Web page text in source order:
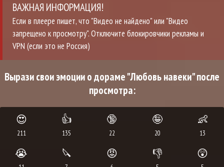
ВАЖНАЯ ИНФОРМАЦИЯ!
Если в плеере пишет, что "Видео не найдено" или "Видео
запрещено к просмотру". Отключите блокировчики рекламы и
VPN (если это не Россия)
Вырази свои эмоции о дораме "Любовь навеки" после
просмотра:
😍
211
👍
135
🔞
22
🤪
20
👶
13
😭 🔪 😡 👎 😲